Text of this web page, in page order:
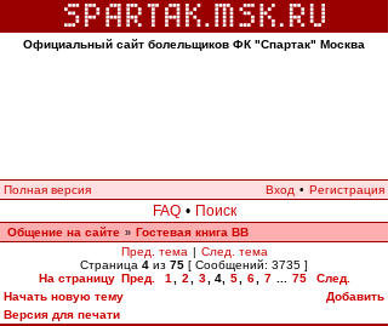
Официальный сайт болельщиков ФК "Спартак" Москва
Полная версия Вход • Регистрация
FAQ • Поиск
Общение на сайте » Гостевая книга ВВ
Пред. тема | След. тема
Страница 4 из 75 [ Сообщений: 3735 ]
На страницу Пред. 1 2 3 4, 5 6 7 75
След.
Начать новую тему
Добавить
Версия для печати